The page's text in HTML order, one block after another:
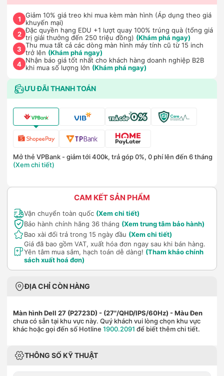
1
Giảm 10% giá treo khi mua kèm màn hình (Áp dụng theo giá
khuyến mại)
2 Đặc quyền hạng EDU +1 lượt quay 100% trúng quà (tổng giá
trị giải thưởng đến 250 triệu đồng) (Khám phá ngay)
3 Thu mua tất cả các dòng màn hình máy tính cũ từ 15 inch
trở lên (Khám phá ngay)
4 Nhận báo giá tốt nhất cho khách hàng doanh nghiệp B2B
khi mua số lượng lớn (Khám phá ngay)
ƯU ĐÃI THANH TOÁN
Mở thẻ VPBank - giảm tới 400k, trả góp 0%, 0 phí lên đến 6 tháng
(Xem chi tiết)
CAM KẾT SẢN PHẨM
Vận chuyển toàn quốc (Xem chi tiết)
Bảo hành chính hãng 36 tháng (Xem trung tâm bảo hành)
Bao xài đổi trả trong 15 ngày đầu (Xem chi tiết)
Giá đã bao gồm VAT, xuất hóa đơn ngay sau khi bán hàng.
Yên tâm mua sắm, hạch toán dễ dàng! (Tham khảo chính
sách xuất hoá đơn)
ĐỊA CHỈ CÒN HÀNG
Màn hình Dell 27 (P2723D) - (27"/QHD/IPS/60Hz) - Màu Đen
chưa có sẵn tại khu vực này. Quý khách vui lòng chọn khu vực
khác hoặc gọi đến số Hotline 1900.2091 để biết thêm chi tiết.
THÔNG SỐ KỸ THUẬT